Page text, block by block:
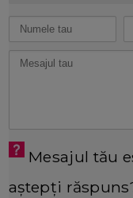
Mesajul tău
aștepți